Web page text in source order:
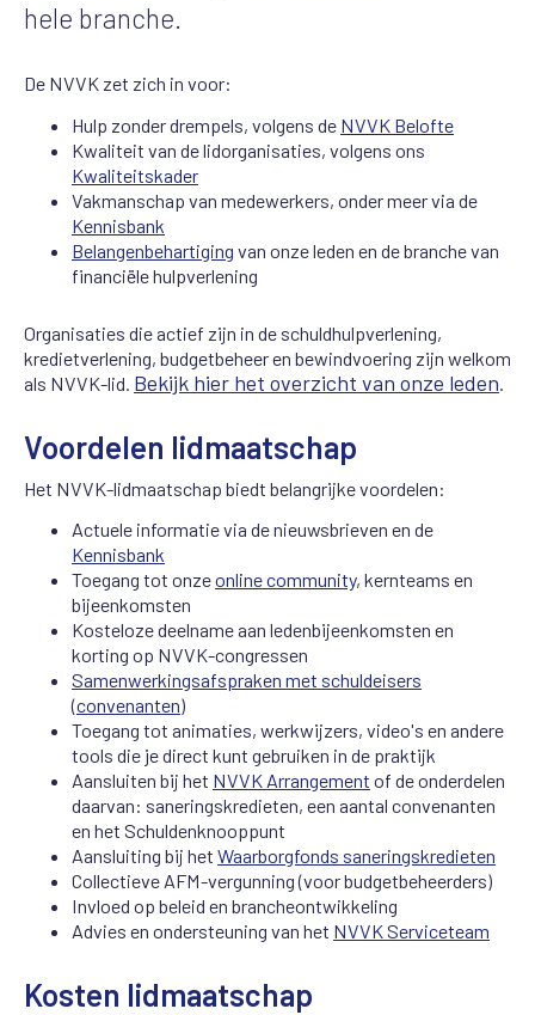
hele branche.
De NVVK zet zich in voor:
Hulp zonder drempels, volgens de NVVK Belofte
Kwaliteit van de lidorganisaties, volgens ons
Kwaliteitskader
Vakmanschap van medewerkers, onder meer via de
Kennisbank
Belangenbehartiging van onze leden en de branche van
financiële hulpverlening
Organisaties die actief zijn in de schuldhulpverlening,
kredietverlening, budgetbeheer en bewindvoering zijn welkom
als NVVK-lid. Bekijk hier het overzicht van onze leden
Voordelen lidmaatschap
Het NVVK-lidmaatschap biedt belangrijke voordelen:
Actuele informatie via de nieuwsbrieven en de
Kennisbank
Toegang tot onzeonline community, kernteams en
bijeenkomsten
Kosteloze deelname aan ledenbijeenkomsten en
korting op NVVK-congressen
Samenwerkingsafspraken met schuldeisers
(convenanten)
Toegang tot animaties, werkwijzers, video's en andere
tools die je direct kunt gebruiken in de praktijk
Aansluiten bij het NVVK Arrangement of de onderdelen
daarvan: saneringskredieten, een aantal convenanten
en het Schuldenknooppunt
Aansluiting bij het Waarborgfonds saneringskredieten
Collectieve AFM-vergunning (voor budgetbeheerders)
Invloed op beleid en brancheontwikkeling
Advies en ondersteuning van het NVVK Serviceteam
Kosten lidmaatschap